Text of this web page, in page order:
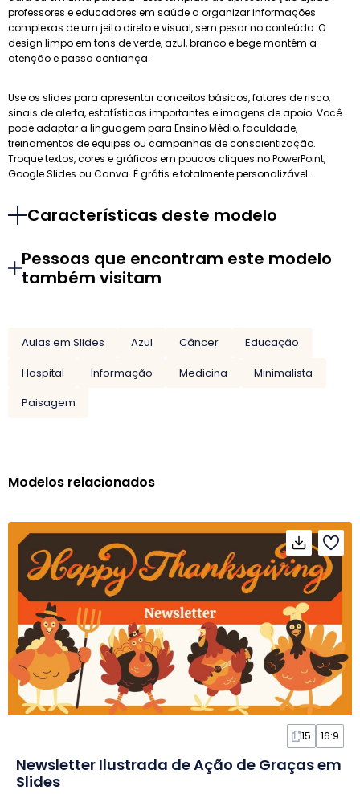
professores e educadores em saúde a organizar informações
complexas de um jeito direto e visual, sem pesar no conteúdo. O
design limpo em tons de verde, azul, branco e bege mantém a
atenção e passa confiança.
Use os slides para apresentar conceitos básicos, fatores de risco,
sinais de alerta, estatísticas importantes e imagens de apoio. Você
pode adaptar a linguagem para Ensino Médio, faculdade,
treinamentos de equipes ou campanhas de conscientização.
Troque textos, cores e gráficos em poucos cliques no PowerPoint,
Google Slides ou Canva. É grátis e totalmente personalizável.
Características deste modelo
Pessoas que encontram este modelo
também visitam
Aulas em Slides Azul Câncer
Educação
Hospital
Informação Medicina
Minimalista
Paisagem
Modelos relacionados
15 16:9
Newsletter Ilustrada de Ação de Graças em
Slides